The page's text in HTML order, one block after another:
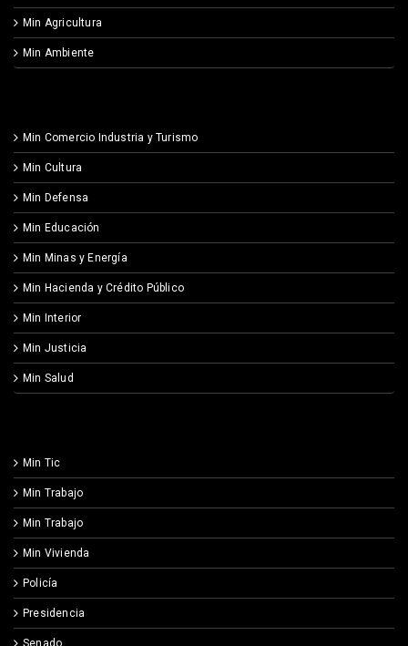
Min Agricultura
Min Ambiente
Min Comercio Industria y Turismo
Min Cultura
Min Defensa
Min Educación
Min Minas y Energía
Min Hacienda y Crédito Público
Min Interior
Min Justicia
Min Salud
Min Tic
Min Trabajo
Min Trabajo
Min Vivienda
Policía
Presidencia
Senado